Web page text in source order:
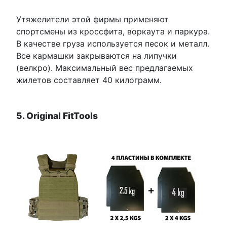
Утяжелители этой фирмы применяют
спортсмены из кроссфита, воркаута и паркура.
В качестве груза используется песок и металл.
Все кармашки закрываются на липучки
(велкро). Максимальный вес предлагаемых
жилетов составляет 40 килограмм.
5. Original FitTools